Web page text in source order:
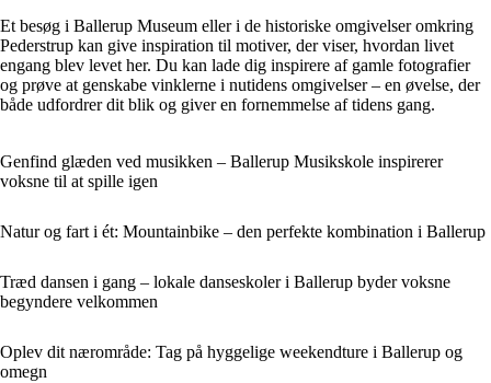
Et besøg i Ballerup Museum eller i de historiske omgivelser omkring
Pederstrup kan give inspiration til motiver, der viser, hvordan livet
engang blev levet her. Du kan lade dig inspirere af gamle fotografier
og prøve at genskabe vinklerne i nutidens omgivelser – en øvelse, der
både udfordrer dit blik og giver en fornemmelse af tidens gang.
Genfind glæden ved musikken – Ballerup Musikskole inspirerer
voksne til at spille igen
Natur og fart i ét: Mountainbike – den perfekte kombination i Ballerup
Træd dansen i gang – lokale danseskoler i Ballerup byder voksne
begyndere velkommen
Oplev dit nærområde: Tag på hyggelige weekendture i Ballerup og
omegn